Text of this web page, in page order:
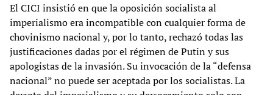
El CICI insistió en que la oposición socialista al
imperialismo era incompatible con cualquier forma de
chovinismo nacional y, por lo tanto, rechazó todas las
justificaciones dadas por el régimen de Putin y sus
apologistas de la invasión. Su invocación de la “defensa
nacional” no puede ser aceptada por los socialistas. La